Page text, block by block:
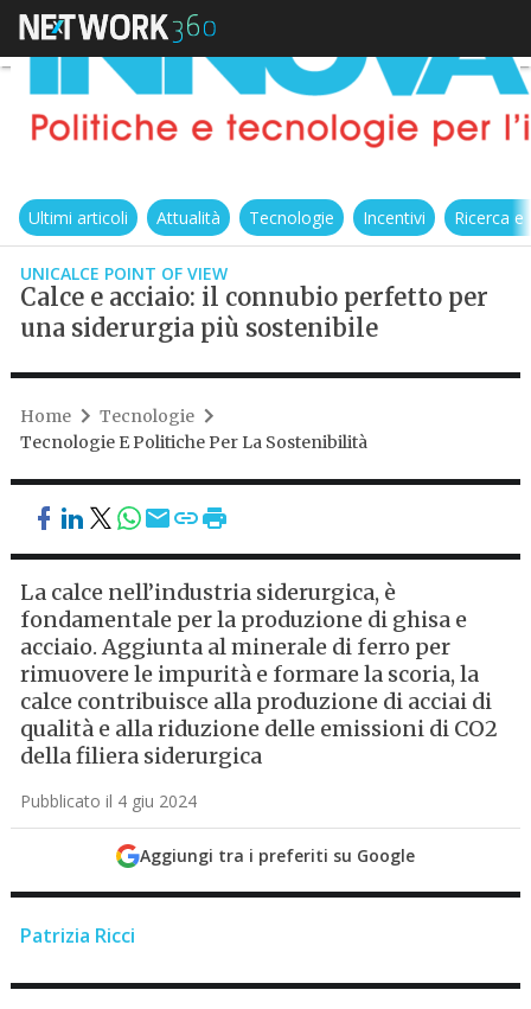
Ultimi articoli Attualità Tecnologie Incentivi Ricerca
UNICALCE POINT OF VIEW
Calce e acciaio: il connubio perfetto per
una siderurgia più sostenibile
Home
Tecnologie
Tecnologie E Politiche Per La Sostenibilità
La calce nell’industria siderurgica, è
fondamentale per la produzione di ghisa e
acciaio. Aggiunta al minerale di ferro per
rimuovere le impurità e formare la scoria, la
calce contribuisce alla produzione di acciai di
qualità e alla riduzione delle emissioni di CO2
della filiera siderurgica
Pubblicato il 4 giu 2024
Aggiungi tra i preferiti su Google
Patrizia Ricci